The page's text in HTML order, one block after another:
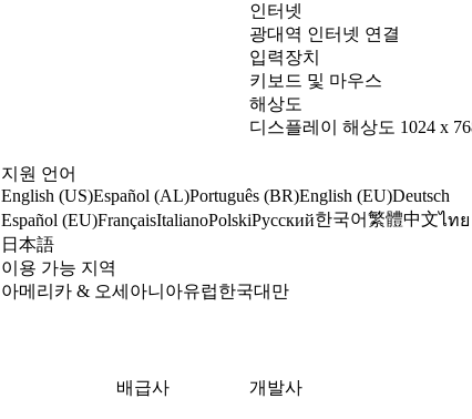
인터넷
광대역 인터넷 연결
입력장치
키보드 및 마우스
해상도
디스플레이 해상도 1024 x
지원 언어
English (US)Español (AL)Português (BR)English (EU)Deutsch
Español (EU)FrançaisItalianoPolskiРусский한국어繁體中文ไทย
日本語
이용 가능 지역
아메리카 & 오세아니아유럽한국대만
배급사
개발사